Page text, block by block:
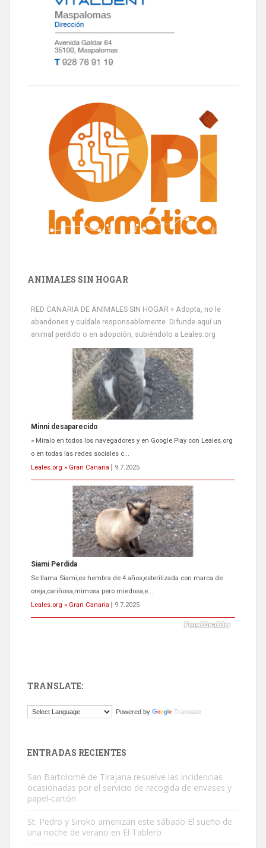
ANIMALES SIN HOGAR
RED CANARIA DE ANIMALES SIN HOGAR » Adopta, no le
abandones y cuídale responsablemente. Difunde aquí un
animal perdido o en adopción, subiéndolo a Leales.org
Minni desaparecido
» Míralo en todos los navegadores y en Google Play con Leales.org
o en todas las redes sociales c...
Leales.org » Gran Canaria
9.7.2025
Siami Perdida
Se llama Siami,es hembra de 4 años,esterilizada con marca de
oreja,cariñosa,mimosa pero miedosa,e...
Leales.org » Gran Canaria
9.7.2025
El ayuntamiento se va a llevar a Los Gatos callejeros de la zona los
TRANSLATE:
Powered by Translate
ENTRADAS RECIENTES
San Bartolomé de Tirajana resuelve las incidencias
ocasionadas por el servicio de recogida de envases y
papel-cartón
St. Pedro y Siroko amenizan este sábado El sueño de
una noche de verano en El Tablero